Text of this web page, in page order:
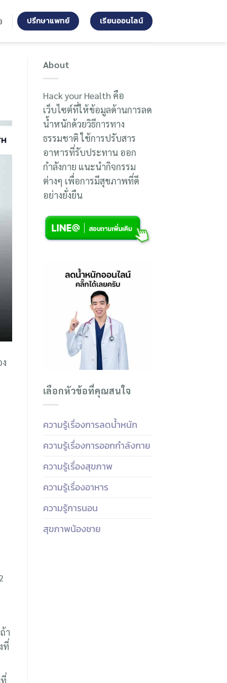
ปรึกษาแพทย์ เรียนออนไลน์
า
ที่
About
Hack your Health คือ
เว็บไซต์ที่ให้ข้อมูลด้านการลด
น้ำหนักด้วยวิธีการทาง
ธรรมชาติ ใช้การปรับสาร
อาหารที่รับประทาน ออก
กำลังกาย แนะนำกิจกรรม
ต่างๆ เพื่อการมีสุขภาพที่ดี
อย่างยั่งยืน
เลือกหัวข้อที่คุณสนใจ
ความรู้เรื่องการลดน้ำหนัก
ความรู้เรื่องการออกกำลังกาย
ความรู้เรื่องสุขภาพ
ความรู้เรื่องอาหาร
ความรู้การนอน
สุขภาพน้องชาย